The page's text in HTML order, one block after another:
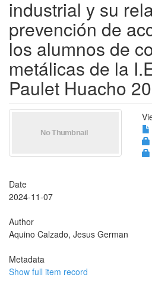
industrial y su
prevención de
los alumnos de
metálicas de la
Paulet Huacho
Date
2024-11-07
Author
Aquino Calzado, Jesus German
Metadata
Show full item record